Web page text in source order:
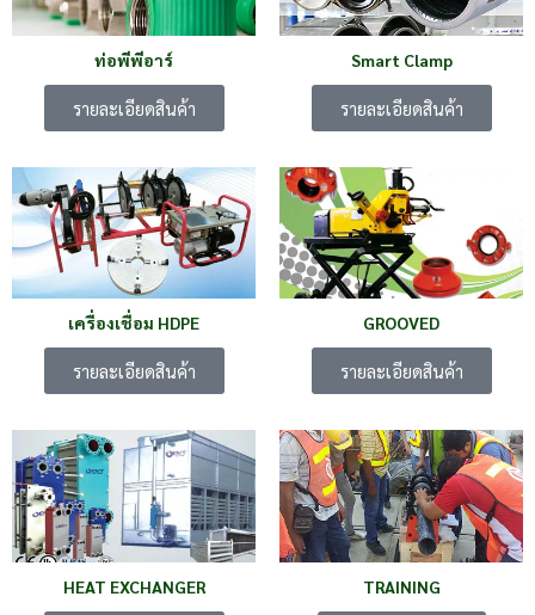
ท่อพีพีอาร์
รายละเอียดสินค้า
Smart Clamp
รายละเอียดสินค้า
เครื่องเชื่อม HDPE
รายละเอียดสินค้า
GROOVED
รายละเอียดสินค้า
HEAT EXCHANGER TRAINING